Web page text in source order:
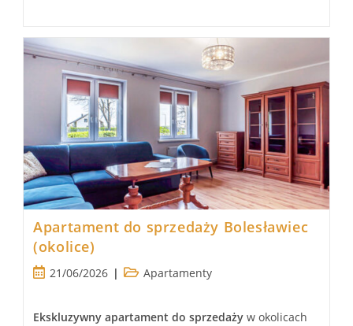
Apartament do sprzedaży Bolesławiec
(okolice)
Post21/06/2026
PostApartamenty
Ekskluzywny apartament do sprzedaży w okolicach